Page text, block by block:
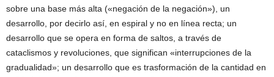
sobre una base más alta («negación de la negación»), un
desarrollo, por decirlo así, en espiral y no en línea recta; un
desarrollo que se opera en forma de saltos, a través de
cataclismos y revoluciones, que significan «interrupciones de la
gradualidad»; un desarrollo que es trasformación de la cantidad en